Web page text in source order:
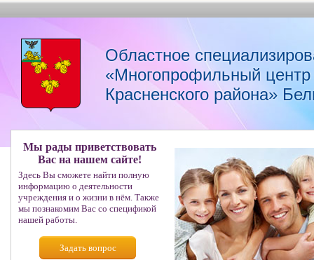
Областное
«Многопрофильный
Красненского района»
Мы рады приветствовать
Вас на нашем сайте!
Здесь Вы сможете найти полную
информацию о деятельности
учреждения и о жизни в нём. Также
мы познакомим Вас со спецификой
нашей работы.
Задать вопрос